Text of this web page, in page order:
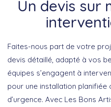
Un devis sur
Faites-nous part de votre
devis détaillé, adapté à vos
équipes s’engagent à
pour une installation planifiée
d’urgence. Avec Les Bons